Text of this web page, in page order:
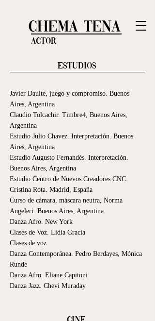
Actor
Javier Daulte, juego y compromiso. Buenos
Aires, Argentina
Claudio Tolcachir. Timbre4, Buenos Aires,
Argentina
Estudio Julio Chavez. Interpretación. Buenos
Aires, Argentina
Estudio Augusto Fernandés. Interpretación.
Buenos Aires, Argentina
Estudio Centro de Nuevos Creadores CNC.
Cristina Rota. Madrid, España
Curso de cámara, máscara neutra, Norma
Angeleri. Buenos Aires, Argentina
Danza Afro. New York
Clases de Voz. Lidia Gracia
Clases de voz
Danza Contemporánea. Pedro Berdayes, Mónica
Runde
Danza Afro. Eliane Capitoni
Danza Jazz. Chevi Muraday
Estudios